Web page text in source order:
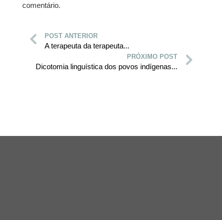
comentário.
POST ANTERIOR
A terapeuta da terapeuta...
PRÓXIMO POST
Dicotomia linguística dos povos indígenas...